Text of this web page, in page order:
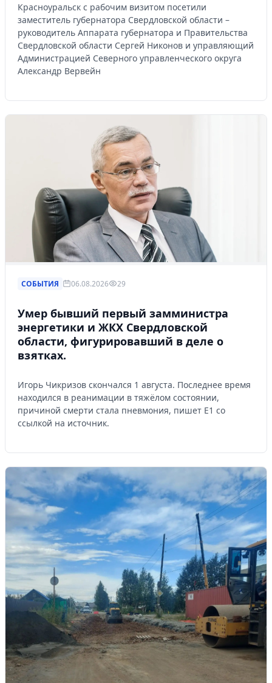
Красноуральск с рабочим визитом посетили
заместитель губернатора Свердловской области –
руководитель Аппарата губернатора и Правительства
Свердловской области Сергей Никонов и управляющий
Администрацией Северного управленческого округа
Александр Вервейн
СОБЫТИЯ 06.08.2026 29
Умер бывший первый замминистра
энергетики и ЖКХ Свердловской
области, фигурировавший в деле о
взятках.
Игорь Чикризов скончался 1 августа. Последнее время
находился в реанимации в тяжёлом состоянии,
причиной смерти стала пневмония, пишет Е1 со
ссылкой на источник.